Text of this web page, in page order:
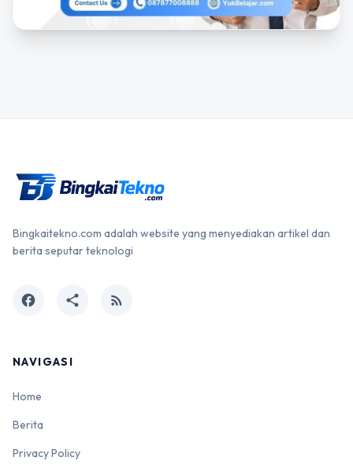
Bingkaitekno.com adalah website yang menyediakan artikel dan
berita seputar teknologi
facebook share rss_feed
NAVIGASI
Home
Berita
Privacy Policy